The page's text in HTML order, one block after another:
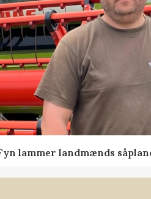
lammer landmænds